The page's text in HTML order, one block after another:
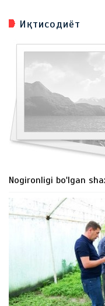
Иқтисодиёт
Nogironligi bo'lgan